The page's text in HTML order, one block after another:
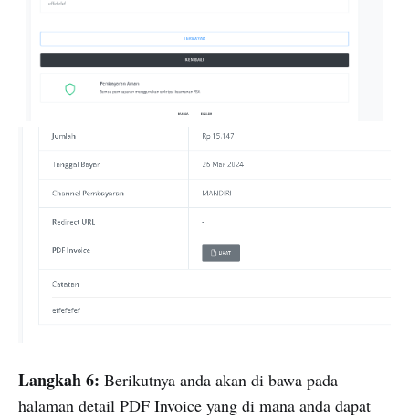
Langkah 6: Berikutnya anda akan di bawa pada
halaman detail PDF Invoice yang di mana anda dapat